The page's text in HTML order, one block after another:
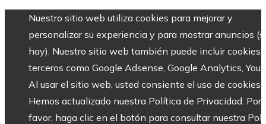
Nuestro sitio web utiliza cookies para mejorar y
personalizar su experiencia y para mostrar anuncios
hay). Nuestro sitio web también puede incluir cookies
terceros como Google Adsense, Google Analytics,
Al usar el sitio web, usted consiente el uso de cookies.
Hemos actualizado nuestra Política de Privacidad. Por
favor, haga clic en el botón para consultar nuestra